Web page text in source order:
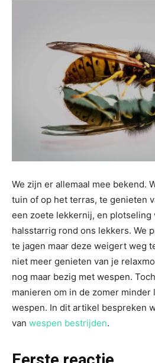
We zijn er allemaal mee bekend.
tuin of op het terras, te genieten
een zoete lekkernij, en plotseling
halsstarrig rond ons lekkers. We
te jagen maar deze weigert weg
niet meer genieten van je
nog maar bezig met wespen.
manieren om in de zomer minder
wespen. In dit artikel bespreken
van wespen bestrijden.